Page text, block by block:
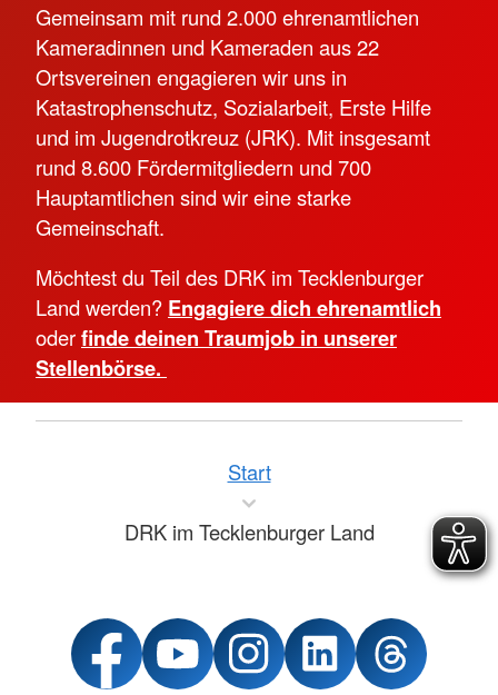
Gemeinsam mit rund 2.000 ehrenamtlichen
Kameradinnen und Kameraden aus 22
Ortsvereinen engagieren wir uns in
Katastrophenschutz, Sozialarbeit, Erste Hilfe
und im Jugendrotkreuz (JRK). Mit insgesamt
rund 8.600 Fördermitgliedern und 700
Hauptamtlichen sind wir eine starke
Gemeinschaft.
Möchtest du Teil des DRK im Tecklenburger
Land werden? Engagiere dich ehrenamtlich
oderfinde deinen Traumjob in unserer
Stellenbörse.
Start
DRK im Tecklenburger Land